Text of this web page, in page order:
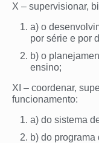
X – supervisionar,
a) o
por série e por
b) o
ensino;
XI – coordenar,
funcionamento:
a) do sistema
b) do